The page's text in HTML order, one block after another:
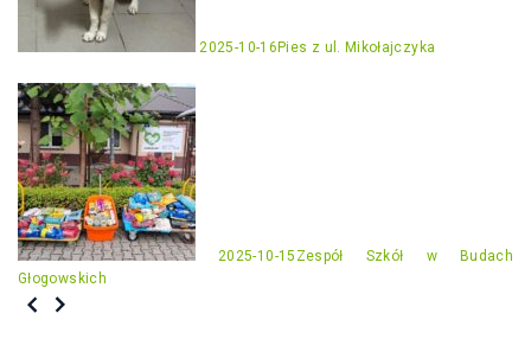
2025-10-16 Pies z ul. Mikołajczyka
2025-10-15 Zespół Szkół w Budach
Głogowskich